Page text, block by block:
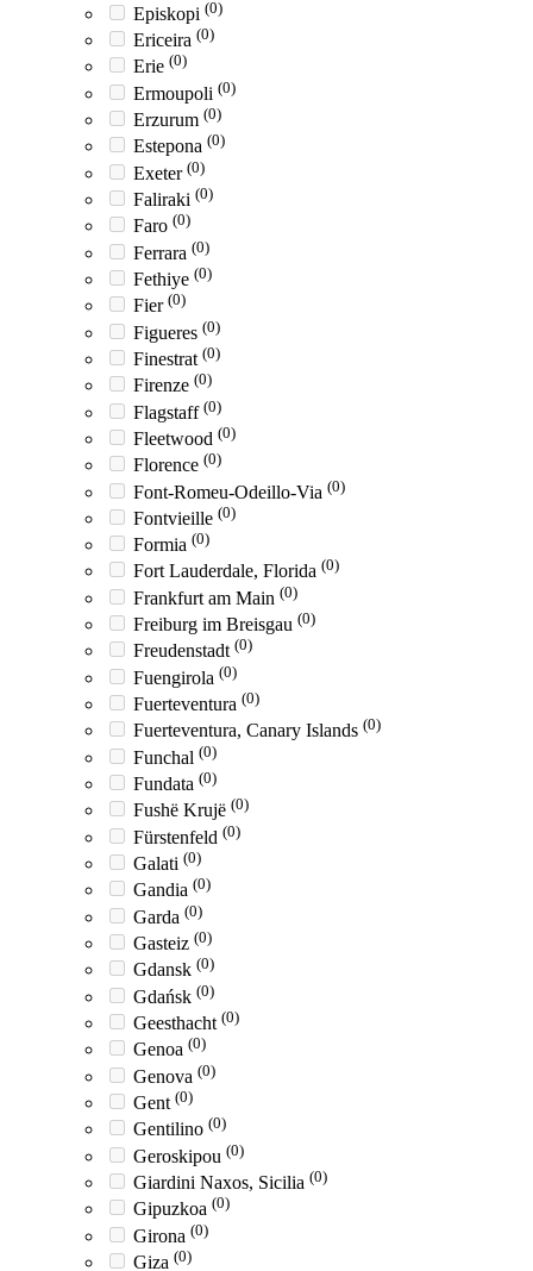
Episkopi (0)
Ericeira (0)
Erie (0)
Ermoupoli (0)
Erzurum (0)
Estepona (0)
Exeter (0)
Faliraki (0)
Faro (0)
Ferrara (0)
Fethiye (0)
Fier (0)
Figueres (0)
Finestrat (0)
Firenze (0)
Flagstaff (0)
Fleetwood (0)
Florence (0)
Font-Romeu-Odeillo-Via (0)
Fontvieille (0)
Formia (0)
Fort Lauderdale, Florida (0)
Frankfurt am Main (0)
Freiburg im Breisgau (0)
Freudenstadt (0)
Fuengirola (0)
Fuerteventura (0)
Fuerteventura, Canary Islands (0)
Funchal (0)
Fundata (0)
Fushë Krujë (0)
Fürstenfeld (0)
Galati (0)
Gandia (0)
Garda (0)
Gasteiz (0)
Gdansk (0)
Gdańsk (0)
Geesthacht (0)
Genoa (0)
Genova (0)
Gent (0)
Gentilino (0)
Geroskipou (0)
Giardini Naxos, Sicilia (0)
Gipuzkoa (0)
Girona (0)
Giza (0)